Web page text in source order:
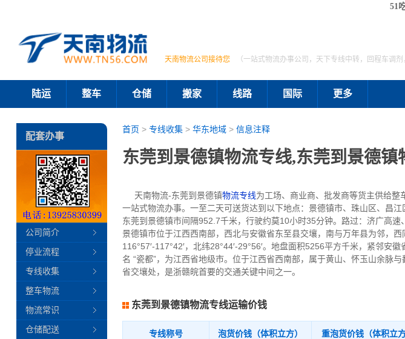
51
天南物流公司接待您 （一站式物流办事公司，天下专线中转，回程车调剂
陆运 整车 仓储 搬家 线路 国际 更多
首页 > 专线收集> 华东地域> 信息注释
东莞到景德镇物流专线,东莞到景德镇
天南物流-东莞到景德镇物流专线为工场、商业商、批发商等货主供给
一站式物流办事。一至二天可送货达到以下地点：景德镇市、珠山区、昌江
东莞到景德镇市间隔952.7千米，行驶约莫10小时35分钟。路过：济广高速
景德镇市位于江西西南部，西北与安徽省东至县交壤，南与万年县为邻，
116°57′-117°42′，北纬28°44′-29°56′。地盘面积5256平方千米，紧邻
名 “瓷都”，为江西省地级市。位于江西省西南部，属于黄山、怀玉山余脉
省交壤处，是浙赣皖首要的交通关键中间之一。
东莞到景德镇物流专线运输价钱
专线称号 泡货价钱（体积立方） 重泡货价钱（体积立方
配套办事
公司简介
停业流程
专线收集
整车物流
物流常识
仓储配送